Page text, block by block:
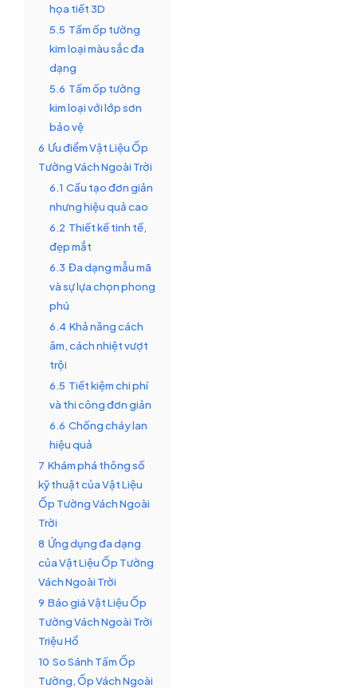
họa tiết 3D
5.5 Tấm ốp tường
kim loại màu sắc đa
dạng
5.6 Tấm ốp tường
kim loại với lớp sơn
bảo vệ
6 Ưu điểm Vật Liệu Ốp
Tường Vách Ngoài Trời
6.1 Cấu tạo đơn giản
nhưng hiệu quả cao
6.2 Thiết kế tinh tế,
đẹp mắt
6.3 Đa dạng mẫu mã
và sự lựa chọn phong
phú
6.4 Khả năng cách
âm, cách nhiệt vượt
trội
6.5 Tiết kiệm chi phí
và thi công đơn giản
6.6 Chống cháy lan
hiệu quả
7 Khám phá thông số
kỹ thuật của Vật Liệu
Ốp Tường Vách Ngoài
Trời
8 Ứng dụng đa dạng
của Vật Liệu Ốp Tường
Vách Ngoài Trời
9 Báo giá Vật Liệu Ốp
Tường Vách Ngoài Trời
Triệu Hổ
10 So Sánh Tấm Ốp
Tường, Ốp Vách Ngoài